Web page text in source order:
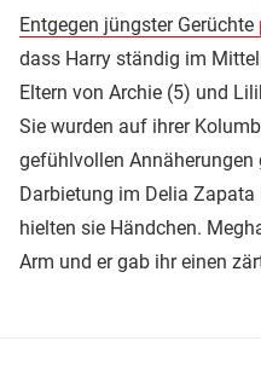
Entgegen jüngster Gerüchte
dass Harry ständig im
Eltern von Archie (5) und
Sie wurden auf ihrer
gefühlvollen Annäherungen
Darbietung im Delia
hielten sie Händchen.
Arm und er gab ihr einen